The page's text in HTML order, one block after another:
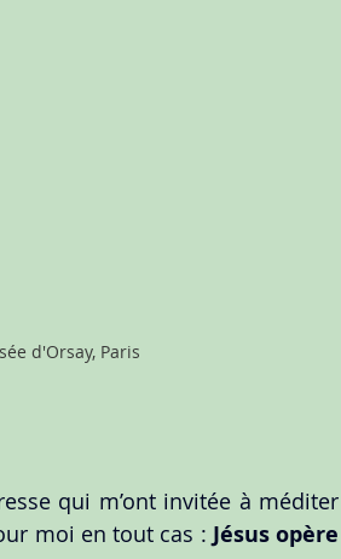
d'Orsay, Paris
qui m’ont invitée à méditer
moi en tout cas : Jésus opère